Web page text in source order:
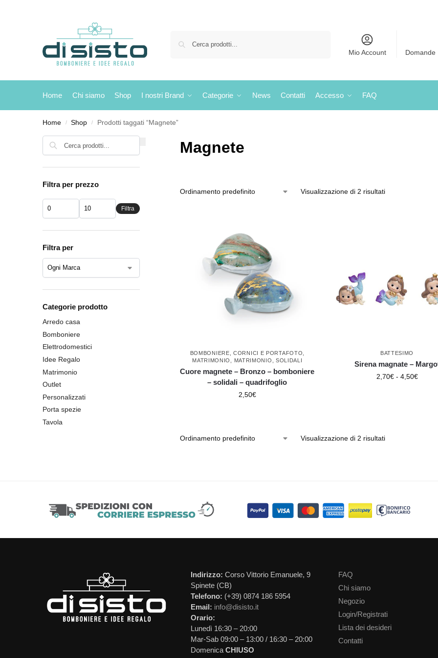
Mio Account Domande
Home Chi siamo Shop I nostri Brand Categorie News Contatti Accesso FAQ
Home / Shop / Prodotti taggati “Magnete”
Magnete
Visualizzazione di 2 risultati
BOMBONIERE ,CORNICI E PORTAFOTO
MATRIMONIO
MATRIMONIO SOLIDALI
Cuore magnete – Bronzo – bomboniere
– solidali – quadrifoglio
2,50€
BATTESIMO
Sirena magnate –
2,70€ - 4,50€
Visualizzazione di 2 risultati
Filtra per prezzo
Filtra
Filtra per
Categorie prodotto
Arredo casa
Bomboniere
Elettrodomestici
Idee Regalo
Matrimonio
Outlet
Personalizzati
Porta spezie
Tavola
Indirizzo: Corso Vittorio Emanuele, 9
Spinete (CB)
Telefono: (+39) 0874 186 5954
Email: info@disisto.it
Orario:
Lunedì 16:30 – 20:00
Mar-Sab 09:00 – 13:00 / 16:30 – 20:00
Domenica CHIUSO
FAQ
Chi siamo
Negozio
Login/Registrati
Lista dei desideri
Contatti